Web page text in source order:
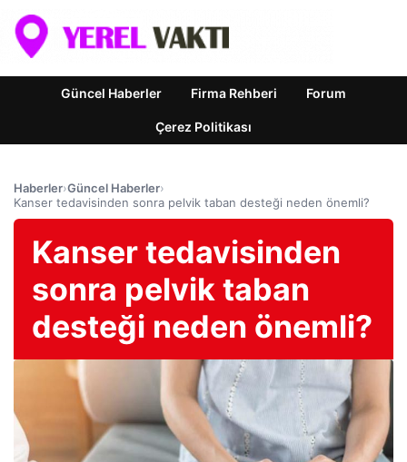
Güncel Haberler Firma Rehberi Forum
Çerez Politikası
Haberler›Güncel Haberler›
Kanser tedavisinden sonra pelvik taban desteği neden önemli?
Kanser tedavisinden
sonra pelvik taban
desteği neden önemli?